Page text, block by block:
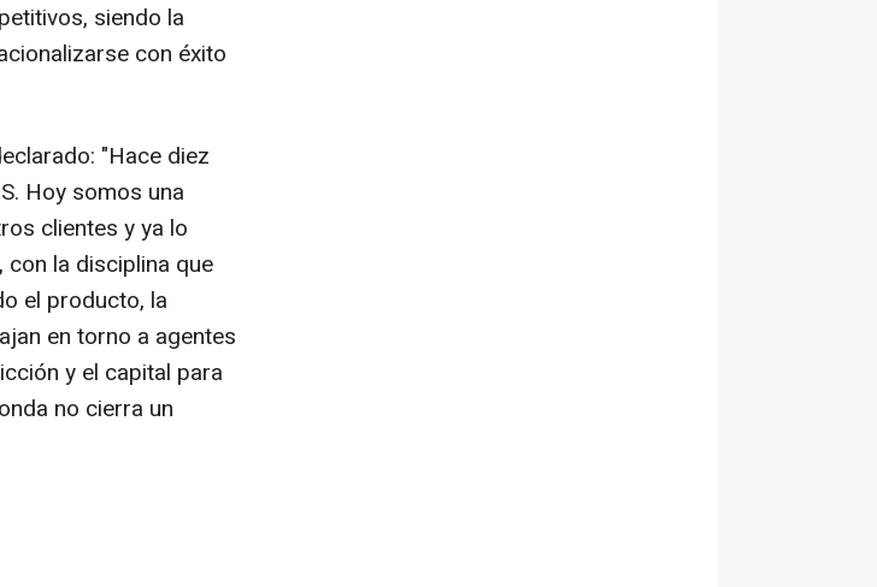
siendo la
con éxito
"Hace diez
Hoy somos una
clientes y ya lo
la disciplina que
el producto, la
en torno a agentes
y el capital para
no cierra un